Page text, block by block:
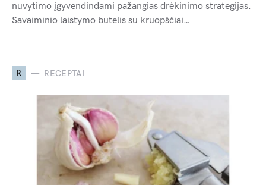
nuvytimo įgyvendindami pažangias drėkinimo strategijas.
Savaiminio laistymo butelis su kruopščiai…
R RECEPTAI